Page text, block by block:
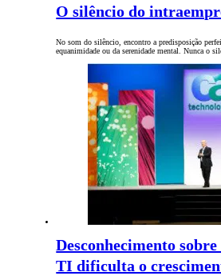
O silêncio do
No som do silêncio, encontro a predisposição
equanimidade ou da serenidade mental. Nunca o
Desconhecimento
TI dificulta o